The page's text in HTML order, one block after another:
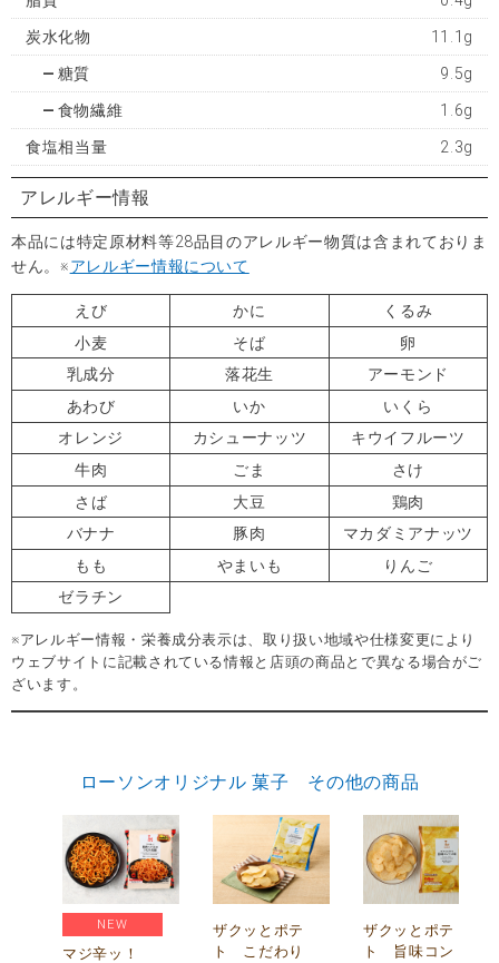
炭水化物 11.1g
糖質 9.5g
食物繊維 1.6g
食塩相当量 2.3g
アレルギー情報
本品には特定原材料等28品目のアレルギー物質は含まれておりま
せん。※アレルギー情報について
えび かに
くるみ
小麦
そば
卵
乳成分
落花生
アーモンド
あわび
いか
いくら
オレンジ
カシューナッツ
キウイフルーツ
牛肉
ごま
さけ
さば
大豆
鶏肉
バナナ
豚肉
マカダミアナッツ
もも
やまいも
りんご
ゼラチン
※アレルギー情報・栄養成分表示は、取り扱い地域や仕様変更により
ウェブサイトに記載されている情報と店頭の商品とで異なる場合がご
ざいます。
ローソンオリジナル 菓子 その他の商品
NEW
マジ辛ッ！
ザクッとポテ
ト こだわり
ザクッとポテ
ト 旨味コン